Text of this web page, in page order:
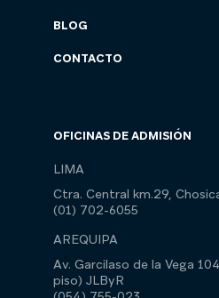
BLOG
CONTACTO
OFICINAS DE ADMISIÓN
LIMA
Ctra. Central km.29,
(01) 702-6055
AREQUIPA
Av. Garcilaso de la Vega
piso) JLByR